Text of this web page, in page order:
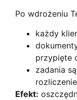
Po wdrożeniu
każdy
przypięte
zadania
Efekt: